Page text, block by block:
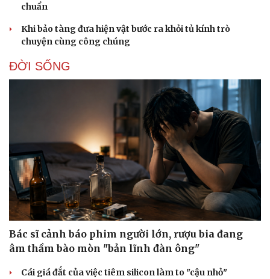
chuẩn
Khi bảo tàng đưa hiện vật bước ra khỏi tủ kính trò
chuyện cùng công chúng
ĐỜI SỐNG
Bác sĩ cảnh báo phim người lớn, rượu bia đang
âm thầm bào mòn "bản lĩnh đàn ông"
Cái giá đắt của việc tiêm silicon làm to "cậu nhỏ"